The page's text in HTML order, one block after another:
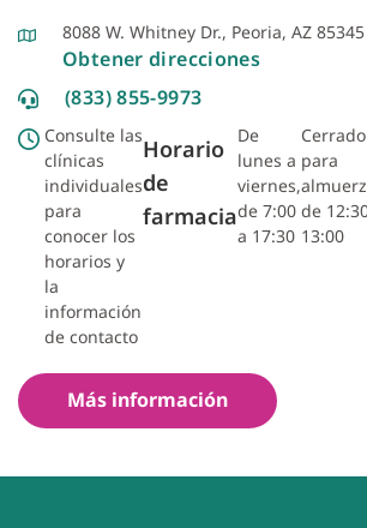
8088 W. Whitney Dr., Peoria, AZ 85345
Obtener direcciones
(833) 855-9973
Consulte las
clínicas
individuales
para
conocer los
horarios y
la
información
de contacto
Horario
de
farmacia
De
lunes a
viernes,
de 7:00
a 17:30
Cerrado
para
de
13:00
Más información